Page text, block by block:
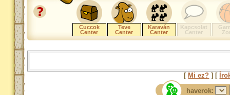
Cuccok
Center
Teve
Center
Karaván
Center
Kapcsolat
Center
[ Mi ez? ] [
haverok: